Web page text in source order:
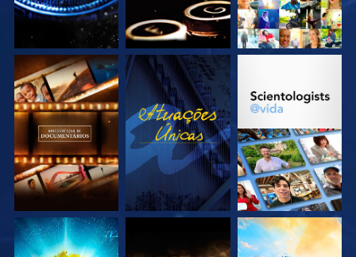
EXPLORE A SÉRIE VEJA EXPLORE A SÉRIE